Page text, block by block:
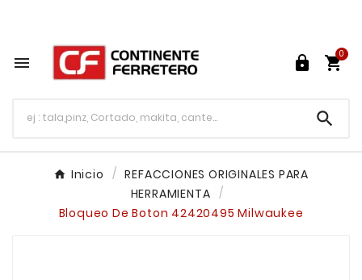
  
0

Inicio
REFACCIONES ORIGINALES PARA
HERRAMIENTA
Bloqueo De Boton 42420495 Milwaukee